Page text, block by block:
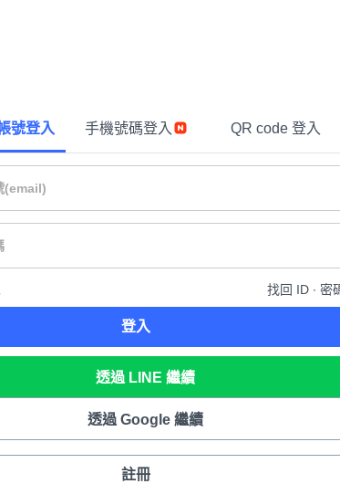
號登入 手機號碼登入 QR code 登入
找回 ID ∙ 密
登入
透過 LINE 繼續
透過 Google 繼續
註冊